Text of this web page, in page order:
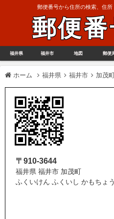
郵便番号から住所の検索、住
郵便
福井県 福井市 地図 郵便
ホーム 福井県 福井市 加茂
〒910-3644
福井県 福井市 加茂町
ふくいけん ふくいし かもちょう